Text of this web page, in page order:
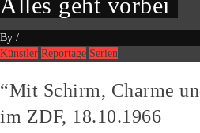
By /
Künstler Reportage Serien
“Mit Schirm, Charme
im ZDF, 18.10.1966